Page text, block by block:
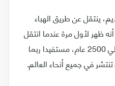
ينتقل عن طريق الهباء
ظهر لأول مرة عندما انتقل
من الماشية إلى البشر منذ حوالي 2500 عام، مستفيدا ربما
في جميع أنحاء العالم.